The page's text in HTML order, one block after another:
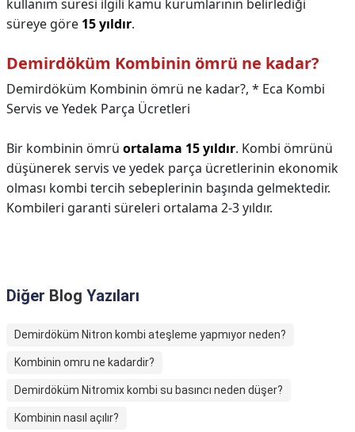
kullanım süresi ilgili kamu kurumlarının belirlediği
süreye göre 15 yıldır.
Demirdöküm Kombinin ömrü ne kadar?
Demirdöküm Kombinin ömrü ne kadar?, * Eca Kombi
Servis ve Yedek Parça Ücretleri
Bir kombinin ömrü ortalama 15 yıldır. Kombi ömrünü
düşünerek servis ve yedek parça ücretlerinin ekonomik
olması kombi tercih sebeplerinin başında gelmektedir.
Kombileri garanti süreleri ortalama 2-3 yıldır.
Diğer Blog Yazıları
Demirdöküm Nitron kombi ateşleme yapmıyor neden?
Kombinin omru ne kadardir?
Demirdöküm Nitromix kombi su basıncı neden düşer?
Kombinin nasıl açılır?